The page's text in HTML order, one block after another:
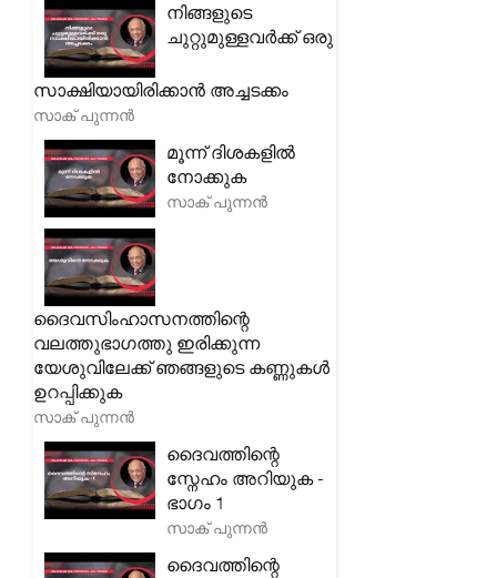
നിങ്ങളുടെ
ചുറ്റുമുള്ളവർക്ക് ഒരു
സാക്ഷിയായിരിക്കാൻ അച്ചടക്കം
സാക് പുന്നൻ
മൂന്ന് ദിശകളിൽ
നോക്കുക
സാക് പുന്നൻ
ദൈവസിംഹാസനത്തിന്റെ
വലത്തുഭാഗത്തു ഇരിക്കുന്ന
യേശുവിലേക്ക് ഞങ്ങളുടെ കണ്ണുകൾ
ഉറപ്പിക്കുക
സാക് പുന്നൻ
ദൈവത്തിന്റെ
സ്നേഹം അറിയുക -
ഭാഗം 1
സാക് പുന്നൻ
ദൈവത്തിന്റെ